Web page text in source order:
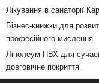
Лікування в санаторії
Бізнес-книжки для
професійного мислення
Лінолеум ПВХ для
довговічне покриття